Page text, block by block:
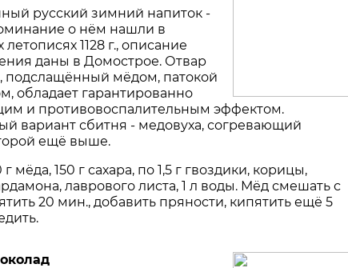
русский зимний напиток -
о нём нашли в
летописях 1128 г., описание
даны в Домострое. Отвар
подслащённый мёдом, патокой
обладает гарантированно
и противовоспалительным эффектом.
вариант сбитня - медовуха, согревающий
ещё выше.
г мёда, 150 г сахара, по 1,5 г гвоздики, корицы,
лаврового листа, 1 л воды. Мёд смешать с
20 мин., добавить пряности, кипятить ещё 5